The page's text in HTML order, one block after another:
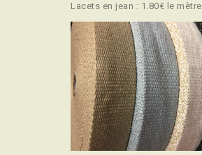
Lacets en jean : 1.80€ le mètre